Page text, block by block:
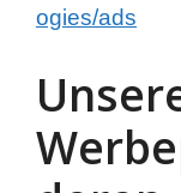
ogies/ads